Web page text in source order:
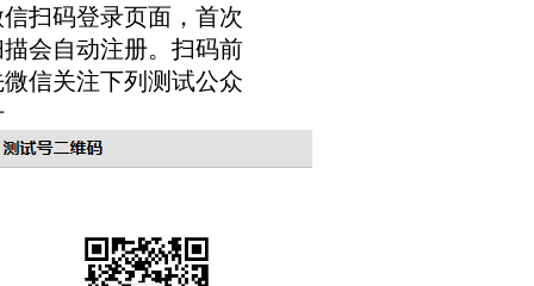
扫码登录页面，首次
描会自动注册。扫码前
微信关注下列测试公众